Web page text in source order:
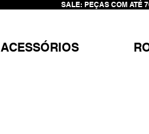
SALE: PEÇAS COM ATÉ
ACESSÓRIOS